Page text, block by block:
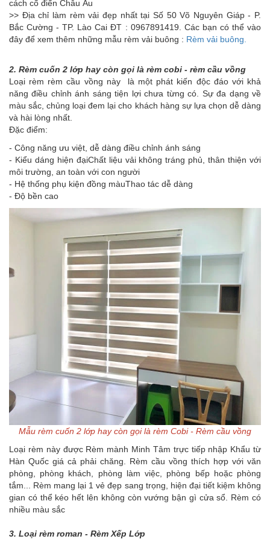
cách cổ điển Châu Âu
>> Địa chỉ làm rèm vải đẹp nhất tại Số 50 Võ Nguyên Giáp - P.
Bắc Cường - TP. Lào Cai ĐT : 0967891419. Các bạn có thể vào
đây để xem thêm những mẫu rèm vải buông : Rèm vải buông.
2. Rèm cuốn 2 lớp hay còn gọi là rèm cobi - rèm cầu vồng
Loại rèm rèm cầu vồng này là một phát kiến độc đáo với khả
năng điều chỉnh ánh sáng tiện lợi chưa từng có. Sự đa dạng về
màu sắc, chủng loại đem lại cho khách hàng sự lựa chọn dễ dàng
và hài lòng nhất.
Đặc điểm:
- Công năng ưu việt, dễ dàng điều chỉnh ánh sáng
- Kiểu dáng hiện đạiChất liệu vải không tráng phủ, thân thiện với
môi trường, an toàn với con người
- Hệ thống phụ kiện đồng màuThao tác dễ dàng
- Độ bền cao
Mẫu rèm cuốn 2 lớp hay còn gọi là rèm Cobi - Rèm cầu vồng
Loại rèm này được Rèm mành Minh Tâm trực tiếp nhập Khẩu từ
Hàn Quốc giá cả phải chăng. Rèm cầu vồng thích hợp với văn
phòng, phòng khách, phòng làm việc, phòng bếp hoặc phòng
tắm... Rèm mang lại 1 vẻ đẹp sang trọng, hiện đại tiết kiệm không
gian có thể kéo hết lên không còn vướng bận gì cửa sổ. Rèm có
nhiều màu sắc
3. Loại rèm roman - Rèm Xếp Lớp